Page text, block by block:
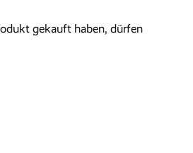
gekauft haben, dürfen